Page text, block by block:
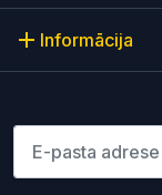
Informācija
Lūdzu ievadiet e-